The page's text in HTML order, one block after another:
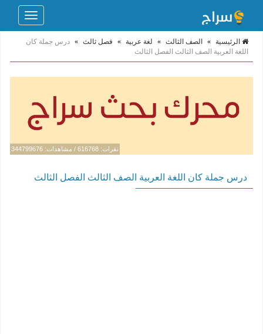
Toggle
الرئيسية » الصف الثالث » لغة عربية » فصل ثالث » درس جملة كان
اللغة العربية الصف الثالث الفصل الثالث
نقرات: 616768 / مشاهدات: 344799676
درس جملة كان اللغة العربية الصف الثالث الفصل الثالث